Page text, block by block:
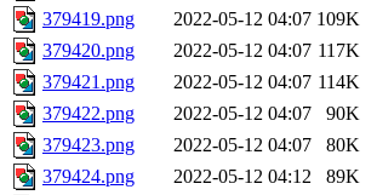
379419.png
2022-05-12 04:07 109K
379420.png
2022-05-12 04:07 117K
379421.png
2022-05-12 04:07 114K
379422.png
2022-05-12 04:07
90K
379423.png
2022-05-12 04:07
80K
379424.png
2022-05-12 04:12
89K